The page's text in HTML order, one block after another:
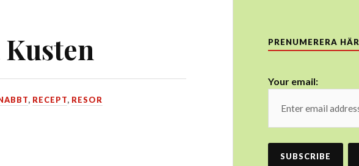
, RECEPT, RESOR
PRENUMERERA HÄR
Your email: